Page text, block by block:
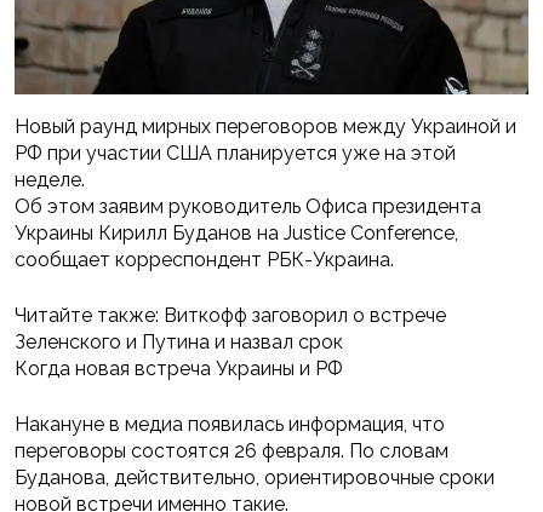
Новый раунд мирных переговоров между Украиной и
РФ при участии США планируется уже на этой
неделе.
Об этом заявим руководитель Офиса президента
Украины Кирилл Буданов на Justice Conference,
сообщает корреспондент РБК-Украина.
Читайте также: Виткофф заговорил о встрече
Зеленского и Путина и назвал срок
Когда новая встреча Украины и РФ
Накануне в медиа появилась информация, что
переговоры состоятся 26 февраля. По словам
Буданова, действительно, ориентировочные сроки
новой встречи именно такие.